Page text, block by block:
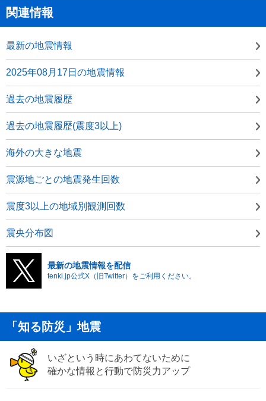
関連情報
最新の地震情報
2025年08月17日の地震情報
過去の地震履歴
過去の地震履歴(震度3以上)
海外の大きな地震
震源地ごとの地震発生回数
震度3以上の地域別観測回数
震央分布図
最新の地震情報を配信
tenki.jp公式X（旧Twitter）をご利用ください。
「知る防災」地震
いざという時にあわてないために
確かな情報と行動で防災力アップ